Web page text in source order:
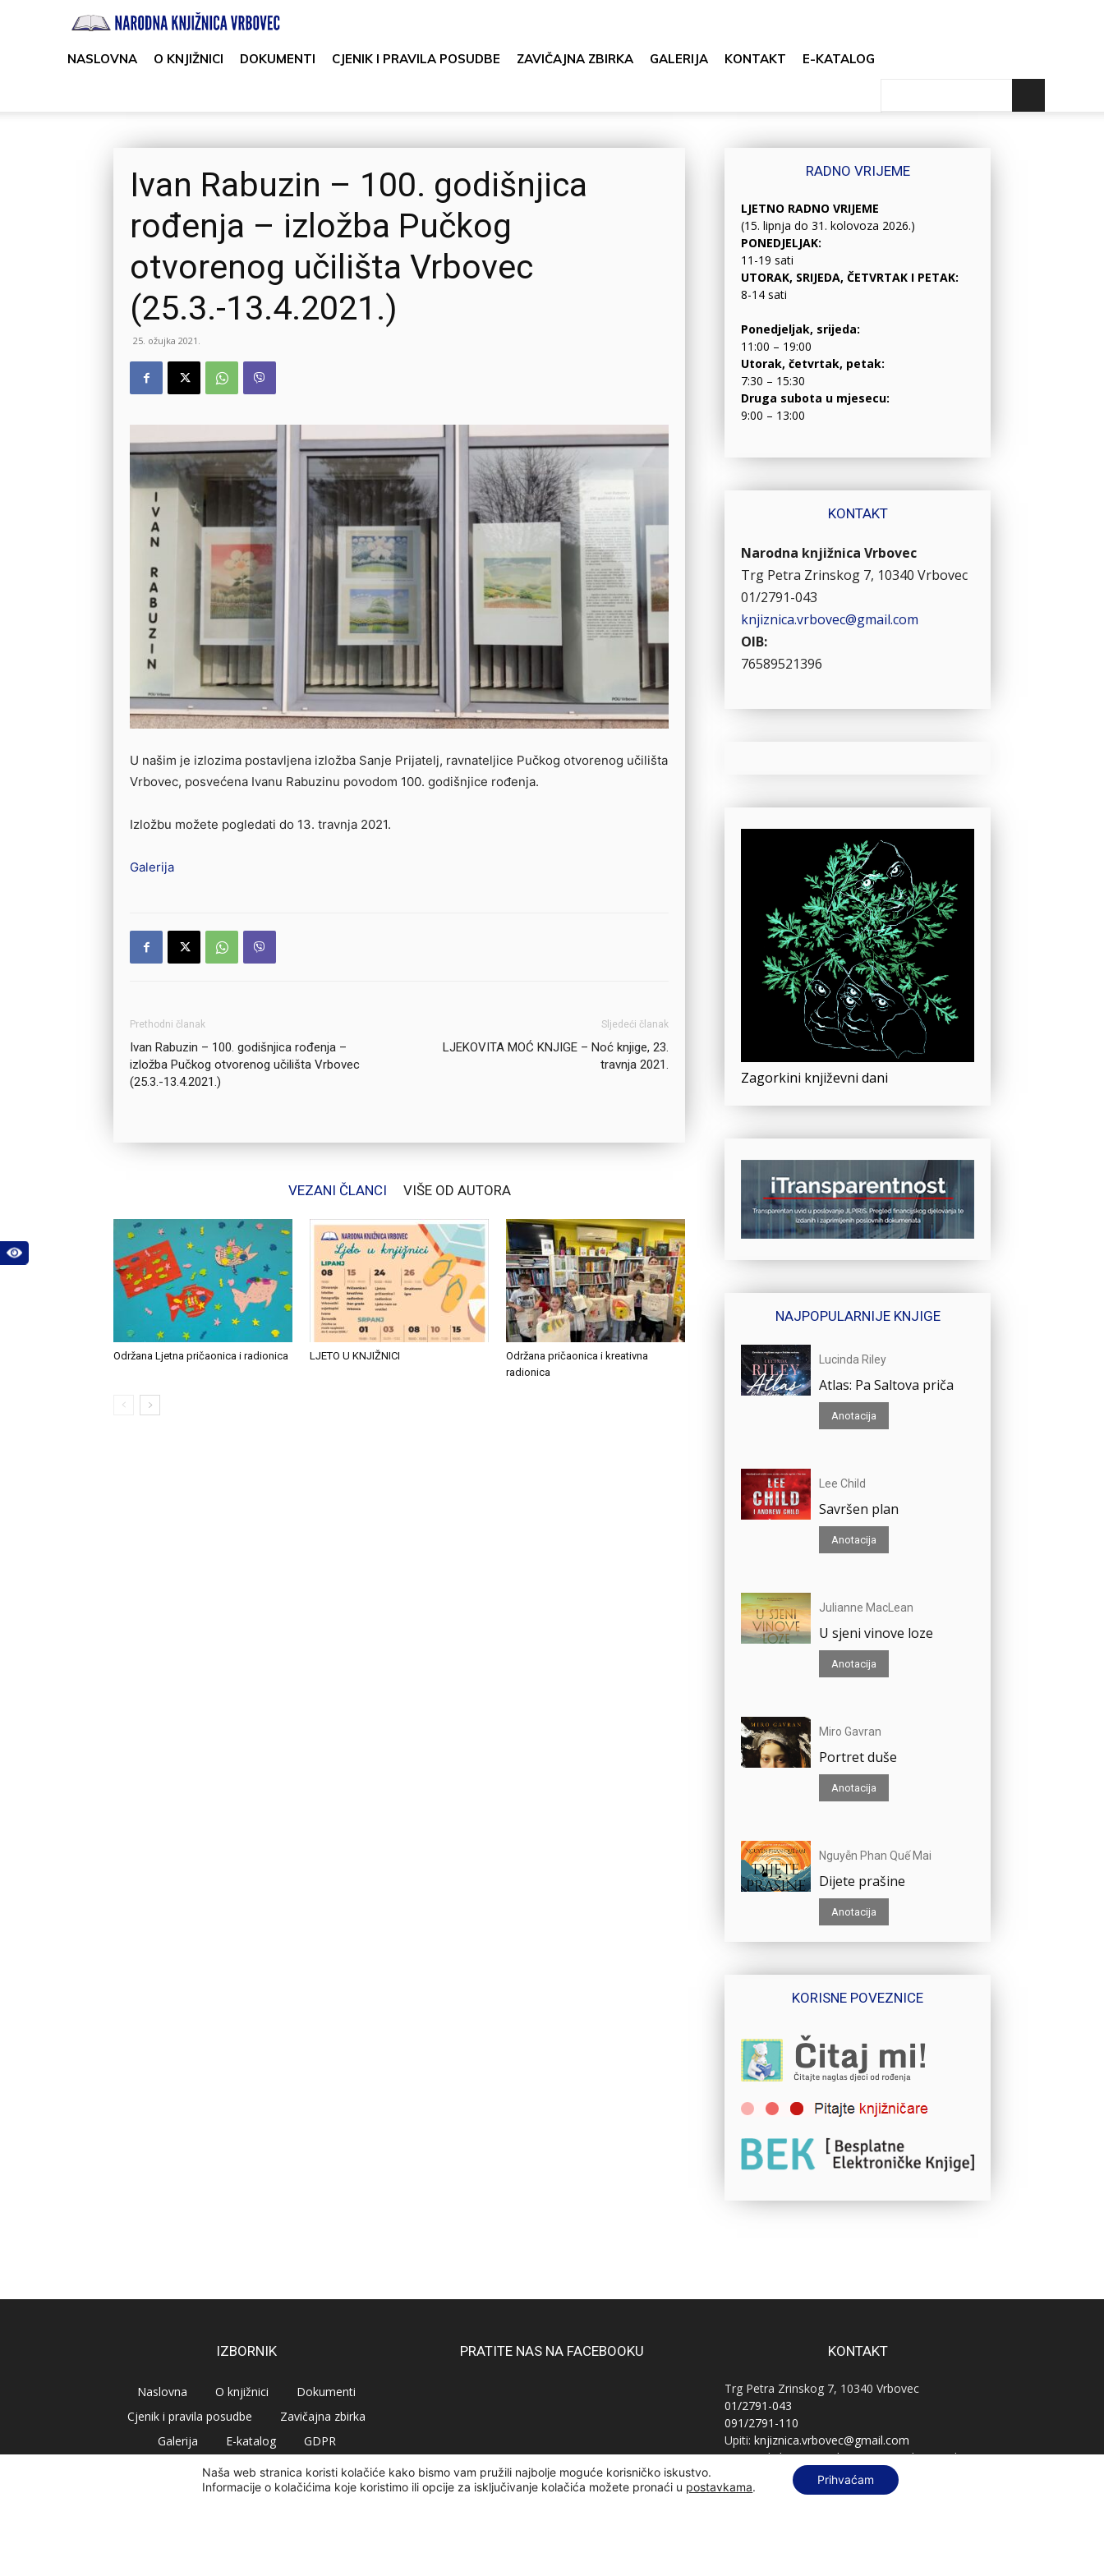
knjižnica
NASLOVNA O KNJIŽNICI DOKUMENTI CJENIK I PRAVILA POSUDBE ZAVIČAJNA ZBIRKA GALERIJA KONTAKT E-KATALOG
Ivan Rabuzin – 100. godišnjica
rođenja – izložba Pučkog
otvorenog učilišta Vrbovec
(25.3.-13.4.2021.)
25. ožujka 2021.
U našim je izlozima postavljena izložba Sanje Prijatelj, ravnateljice Pučkog otvorenog učilišta
Vrbovec, posvećena Ivanu Rabuzinu povodom 100. godišnjice rođenja.
Izložbu možete pogledati do 13. travnja 2021.
Galerija
Prethodni članak
Ivan Rabuzin – 100. godišnjica rođenja –
izložba Pučkog otvorenog učilišta Vrbovec
(25.3.-13.4.2021.)
Sljedeći članak
LJEKOVITA MOĆ KNJIGE – Noć knjige, 23.
travnja 2021.
VEZANI ČLANCI VIŠE OD AUTORA
Održana Ljetna pričaonica i radionica LJETO U KNJIŽNICI
Održana pričaonica i kreativna
radionica
RADNO VRIJEME
LJETNO RADNO VRIJEME
(15. lipnja do 31. kolovoza 2026.)
PONEDJELJAK:
11-19 sati
UTORAK, SRIJEDA, ČETVRTAK I PETAK:
8-14 sati
Ponedjeljak, srijeda:
11:00 – 19:00
Utorak, četvrtak, petak:
7:30 – 15:30
Druga subota u mjesecu:
9:00 – 13:00
KONTAKT
Narodna knjižnica Vrbovec
Trg Petra Zrinskog 7, 10340 Vrbovec
01/2791-043
knjiznica.vrbovec@gmail.com
OIB:
76589521396
Zagorkini književni dani
NAJPOPULARNIJE KNJIGE
Lucinda Riley
Atlas: Pa Saltova priča
Anotacija
Lee Child
Savršen plan
Anotacija
Julianne MacLean
U sjeni vinove loze
Anotacija
Miro Gavran
Portret duše
Anotacija
Nguyễn Phan Quế Mai
Dijete prašine
Anotacija
KORISNE POVEZNICE
IZBORNIK
Naslovna O knjižnici
Dokumenti
Cjenik i pravila posudbe
Zavičajna zbirka
Galerija
E-katalog GDPR
PRATITE NAS NA FACEBOOKU KONTAKT
Trg Petra Zrinskog 7, 10340 Vrbovec
01/2791-043
091/2791-110
Upiti: knjiznica.vrbovec@gmail.com
Ravnatelj:knjiznica.vrbovec.ravnatelj@gmail.com
76589521396
Naša web stranica koristi kolačiće kako bismo vam pružili najbolje moguće korisničko iskustvo.
Informacije o kolačićima koje koristimo ili opcije za isključivanje kolačića možete pronaći u postavkama.
Prihvaćam